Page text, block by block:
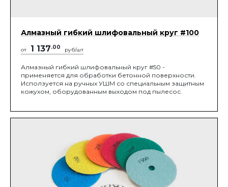
Алмазный гибкий шлифовальный круг #100
от 1 137.00 руб/шт
Алмазный гибкий шлифовальный круг #50 -
применяется для обработки бетонной поверхности.
Исползуется на ручных УШМ со специальным защитным
кожухом, оборудованным выходом под пылесос.